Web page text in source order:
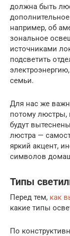
должна быть
например, об
зональное
источниками
подсветить
семьи.
Для нас же
потому люстры,
будут
люстра —
яркий акцент,
символов
Типы
Перед тем, как
какие типы
По